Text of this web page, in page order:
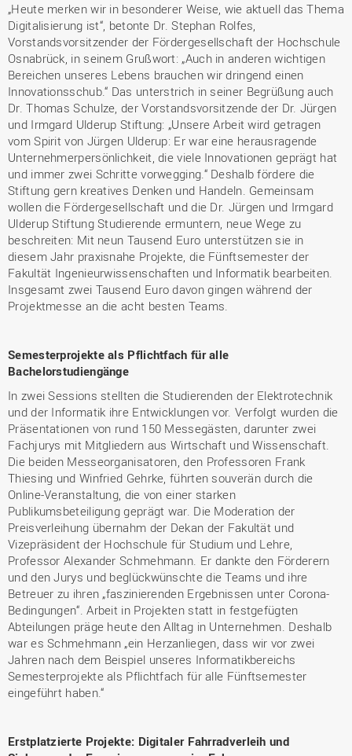
„Heute merken wir in besonderer Weise, wie aktuell das Thema
Digitalisierung ist“, betonte Dr. Stephan Rolfes,
Vorstandsvorsitzender der Fördergesellschaft der Hochschule
Osnabrück, in seinem Grußwort: „Auch in anderen wichtigen
Bereichen unseres Lebens brauchen wir dringend einen
Innovationsschub.“ Das unterstrich in seiner Begrüßung auch
Dr. Thomas Schulze, der Vorstandsvorsitzende der Dr. Jürgen
und Irmgard Ulderup Stiftung: „Unsere Arbeit wird getragen
vom Spirit von Jürgen Ulderup: Er war eine herausragende
Unternehmerpersönlichkeit, die viele Innovationen geprägt hat
und immer zwei Schritte vorwegging.“ Deshalb fördere die
Stiftung gern kreatives Denken und Handeln. Gemeinsam
wollen die Fördergesellschaft und die Dr. Jürgen und Irmgard
Ulderup Stiftung Studierende ermuntern, neue Wege zu
beschreiten: Mit neun Tausend Euro unterstützen sie in
diesem Jahr praxisnahe Projekte, die Fünftsemester der
Fakultät Ingenieurwissenschaften und Informatik bearbeiten.
Insgesamt zwei Tausend Euro davon gingen während der
Projektmesse an die acht besten Teams.
Semesterprojekte als Pflichtfach für alle
Bachelorstudiengänge
In zwei Sessions stellten die Studierenden der Elektrotechnik
und der Informatik ihre Entwicklungen vor. Verfolgt wurden die
Präsentationen von rund 150 Messegästen, darunter zwei
Fachjurys mit Mitgliedern aus Wirtschaft und Wissenschaft.
Die beiden Messeorganisatoren, den Professoren Frank
Thiesing und Winfried Gehrke, führten souverän durch die
Online-Veranstaltung, die von einer starken
Publikumsbeteiligung geprägt war. Die Moderation der
Preisverleihung übernahm der Dekan der Fakultät und
Vizepräsident der Hochschule für Studium und Lehre,
Professor Alexander Schmehmann. Er dankte den Förderern
und den Jurys und beglückwünschte die Teams und ihre
Betreuer zu ihren „faszinierenden Ergebnissen unter Corona-
Bedingungen“. Arbeit in Projekten statt in festgefügten
Abteilungen präge heute den Alltag in Unternehmen. Deshalb
war es Schmehmann „ein Herzanliegen, dass wir vor zwei
Jahren nach dem Beispiel unseres Informatikbereichs
Semesterprojekte als Pflichtfach für alle Fünftsemester
eingeführt haben.“
Erstplatzierte Projekte: Digitaler Fahrradverleih und